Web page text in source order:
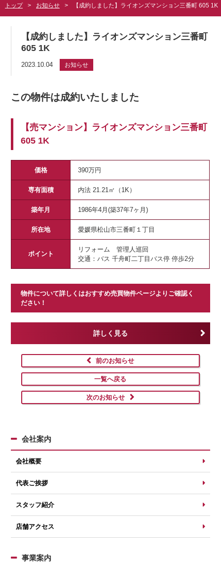
トップ お知らせ 【成約しました】ライオンズマンション三番町 605 1K
【成約しました】ライオンズマンション三番町
605 1K
2023.10.04 お知らせ
この物件は成約いたしました
【売マンション】ライオンズマンション三番町
605 1K
価格 390万円
専有面積 内法 21.21㎡（1K）
築年月 1986年4月(築37年7ヶ月)
所在地 愛媛県松山市三番町１丁目
ポイント
リフォーム 管理人巡回
交通：バス 千舟町二丁目バス停 停歩2分
物件について詳しくはおすすめ売買物件ページよりご確認く
ださい！
詳しく見る
前のお知らせ
一覧へ戻る
次のお知らせ
会社案内
会社概要
代表ご挨拶
スタッフ紹介
店舗アクセス
事業案内